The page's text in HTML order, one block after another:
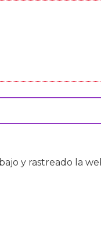
y rastreado la